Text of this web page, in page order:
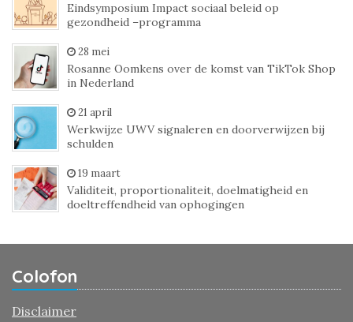
Eindsymposium Impact sociaal beleid op
gezondheid –programma
28 mei
Rosanne Oomkens over de komst van TikTok Shop
in Nederland
21 april
Werkwijze UWV signaleren en doorverwijzen bij
schulden
19 maart
Validiteit, proportionaliteit, doelmatigheid en
doeltreffendheid van ophogingen
Colofon
Disclaimer